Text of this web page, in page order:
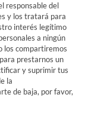
responsable del
y los tratará para
interés legítimo
a ningún
los compartiremos
prestarnos un
y suprimir tus
la
de baja, por favor,